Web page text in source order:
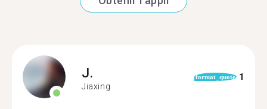
J.
Jiaxing
format_quote 1